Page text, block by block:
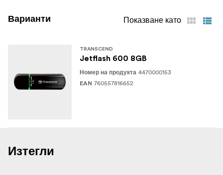
Варианти Показване като
TRANSCEND
Jetflash 600 8GB
Номер на продукта 4470000153
EAN 760557816652
Изтегли